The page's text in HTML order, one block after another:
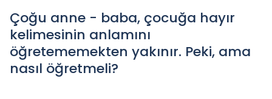
Çoğu anne - baba, çocuğa hayır
kelimesinin anlamını
öğretememekten yakınır. Peki, ama
nasıl öğretmeli?